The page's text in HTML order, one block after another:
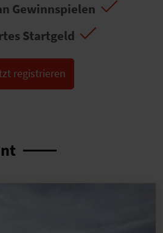
Gewinnspielen
Startgeld
registrieren